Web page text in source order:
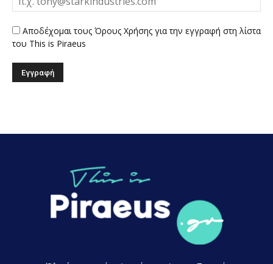
Αποδέχομαι τους Όρους Χρήσης για την εγγραφή στη λίστα
του This is Piraeus